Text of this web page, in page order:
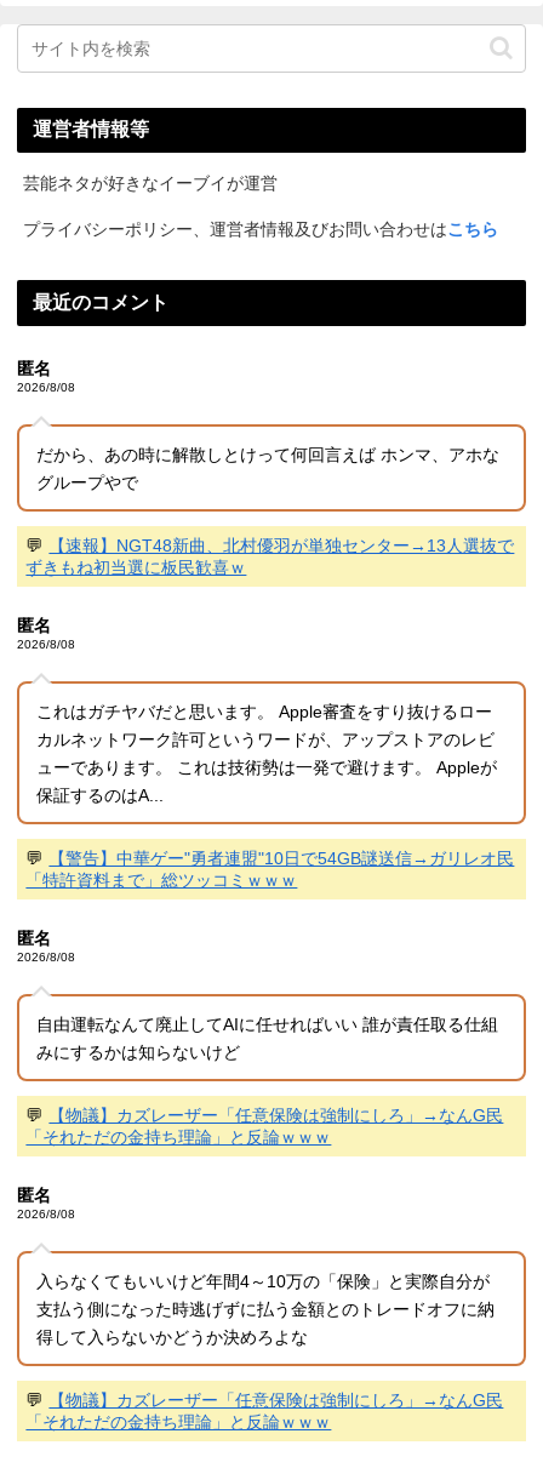
運営者情報等
芸能ネタが好きなイーブイが運営
プライバシーポリシー、運営者情報及びお問い合わせはこちら
最近のコメント
匿名
2026/8/08
だから、あの時に解散しとけって何回言えば ホンマ、アホな
グループやで
💬
【速報】NGT48新曲、北村優羽が単独センター→13人選抜で
ずきもね初当選に板民歓喜ｗ
匿名
2026/8/08
これはガチヤバだと思います。 Apple審査をすり抜けるロー
カルネットワーク許可というワードが、アップストアのレビ
ューであります。 これは技術勢は一発で避けます。 Appleが
保証するのはA...
💬
【警告】中華ゲー"勇者連盟"10日で54GB謎送信→ガリレオ民
「特許資料まで」総ツッコミｗｗｗ
匿名
2026/8/08
自由運転なんて廃止してAIに任せればいい 誰が責任取る仕組
みにするかは知らないけど
💬
【物議】カズレーザー「任意保険は強制にしろ」→なんG民
「それただの金持ち理論」と反論ｗｗｗ
匿名
2026/8/08
入らなくてもいいけど年間4～10万の「保険」と実際自分が
支払う側になった時逃げずに払う金額とのトレードオフに納
得して入らないかどうか決めろよな
💬
【物議】カズレーザー「任意保険は強制にしろ」→なんG民
「それただの金持ち理論」と反論ｗｗｗ